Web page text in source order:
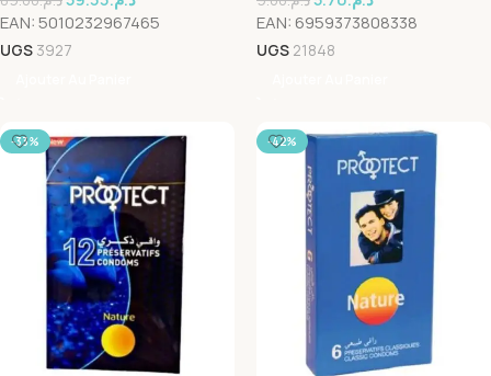
EAN:5010232967465
UGS 3927
EAN: 6959373808338
UGS 21848
-33% -42%